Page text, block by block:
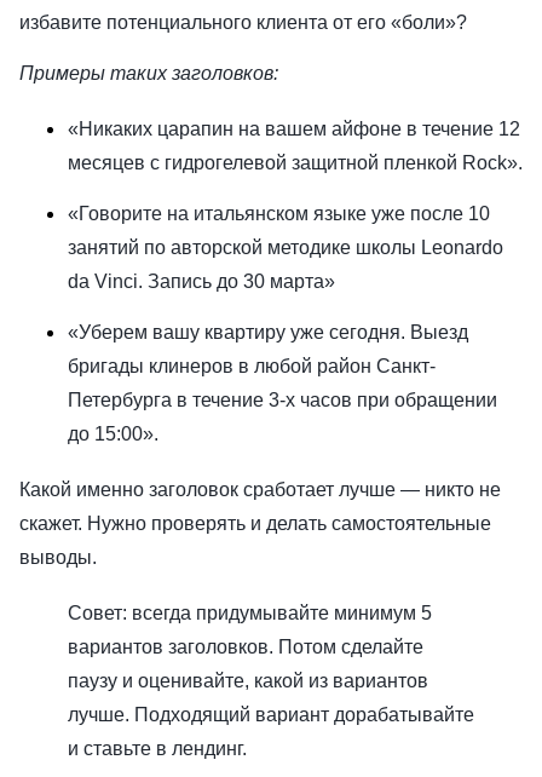
избавите потенциального клиента от его «боли»?
Примеры таких заголовков:
«Никаких царапин на вашем айфоне в течение 12
месяцев с гидрогелевой защитной пленкой Rock».
«Говорите на итальянском языке уже после 10
занятий по авторской методике школы Leonardo
da Vinci. Запись до 30 марта»
«Уберем вашу квартиру уже сегодня. Выезд
бригады клинеров в любой район Санкт-
Петербурга в течение 3-х часов при обращении
до 15:00».
Какой именно заголовок сработает лучше — никто не
скажет. Нужно проверять и делать самостоятельные
выводы.
Совет: всегда придумывайте минимум 5
вариантов заголовков. Потом сделайте
паузу и оценивайте, какой из вариантов
лучше. Подходящий вариант дорабатывайте
и ставьте в лендинг.